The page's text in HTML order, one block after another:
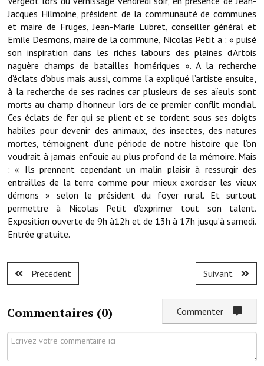
Le personnel municipal
Les moyens financiers
Note de synthèse financière
Rapport d'orientation budgétaire
Actions et projets
Projets et travaux en cours
Procès verbaux des conseils municipaux
Communication
Le bulletin municipal : Fressinfo & Le Fressinois
Toutes les publications
Le village dans l'intercommunalité
Communauté de communes
Autres groupements
Les réseaux partenaires
Jacques Hilmoine, président de la communauté de communes
et maire de Fruges, Jean-Marie Lubret, conseiller général et
Emile Desmons, maire de la commune, Nicolas Petit a : « puisé
son inspiration dans les riches labours des plaines d’Artois
naguère champs de batailles homériques ». A la recherche
d’éclats d’obus mais aussi, comme l’a expliqué l’artiste ensuite,
à la recherche de ses racines car plusieurs de ses aïeuls sont
morts au champ d’honneur lors de ce premier conflit mondial.
Ces éclats de fer qui se plient et se tordent sous ses doigts
habiles pour devenir des animaux, des insectes, des natures
mortes, témoignent d’une période de notre histoire que l’on
voudrait à jamais enfouie au plus profond de la mémoire. Mais
: « Ils prennent cependant un malin plaisir à ressurgir des
entrailles de la terre comme pour mieux exorciser les vieux
démons » selon le président du foyer rural. Et surtout
permettre à Nicolas Petit d’exprimer tout son talent.
Exposition ouverte de 9h à12h et de 13h à 17h jusqu’à samedi.
Entrée gratuite.
Précédent Suivant
Commentaires (0)